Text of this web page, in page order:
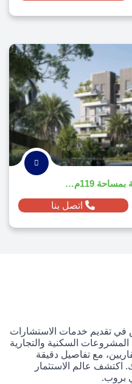
شقة للبيع في توبان الجونة الجونة بمساحة 119م² ومقدم 79,350 دولار
اتصل بنا
تقديم خدمات الاستشارات
السكنية والتجارية
مع تفاصيل دقيقة
اكتشف عالم الاستثمار
بروب.